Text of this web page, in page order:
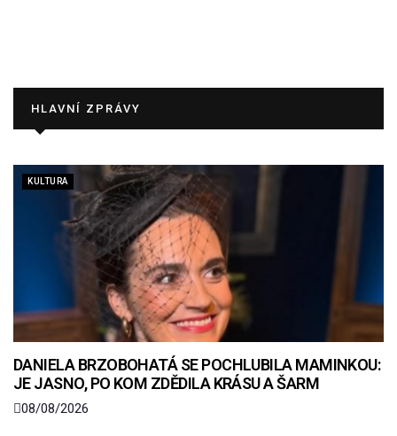
HLAVNÍ ZPRÁVY
KULTURA
DANIELA BRZOBOHATÁ SE POCHLUBILA MAMINKOU:
JE JASNO, PO KOM ZDĚDILA KRÁSU A ŠARM
08/08/2026